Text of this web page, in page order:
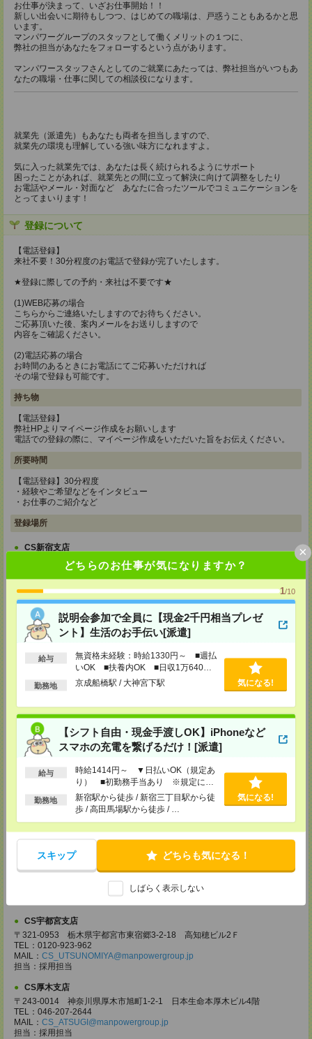
どちらのお仕事が気になりますか？
1/10
説明会参加で全員に【現金2千円相当プレゼ
ント】生活のお手伝い[派遣]
給与
無資格未経験：時給1330円～ ■週払
いOK ■扶養内OK ■日収1万640円
以上
勤務地 京成船橋駅 / 大神宮下駅 気になる!
【シフト自由・現金手渡しOK】iPhoneなど
スマホの充電を繋げるだけ！[派遣]
給与
時給1414円～ ▼日払いOK（規定あ
り） ■初勤務手当あり ※規定によ
る
勤務地
新宿駅から徒歩 / 新宿三丁目駅から徒
歩 / 高田馬場駅から徒歩 / …
気になる!
スキップ どちらも気になる！
しばらく表示しない
×
お仕事が決まって、いざお仕事開始！！
新しい出会いに期待もしつつ、はじめての職場は、戸惑うこともあるかと思
います。
マンパワーグループのスタッフとして働くメリットの１つに、
弊社の担当があなたをフォローするという点があります。
マンパワースタッフさんとしてのご就業にあたっては、弊社担当がいつもあ
なたの職場・仕事に関しての相談役になります。
就業先（派遣先）もあなたも両者を担当しますので、
就業先の環境も理解している強い味方になれますよ。
気に入った就業先では、あなたは長く続けられるようにサポート
困ったことがあれば、就業先との間に立って解決に向けて調整をしたり
お電話やメール・対面など あなたに合ったツールでコミュニケーションを
とってまいります！
登録について
【電話登録】
来社不要！30分程度のお電話で登録が完了いたします。
★登録に際しての予約・来社は不要です★
(1)WEB応募の場合
こちらからご連絡いたしますのでお待ちください。
ご応募頂いた後、案内メールをお送りしますので
内容をご確認ください。
(2)電話応募の場合
お時間のあるときにお電話にてご応募いただければ
その場で登録も可能です。
持ち物
【電話登録】
弊社HPよりマイページ作成をお願いします
電話での登録の際に、マイページ作成をいただいた旨をお伝えください。
所要時間
【電話登録】30分程度
・経験やご希望などをインタビュー
・お仕事のご紹介など
登録場所
CS新宿支店
東京都新宿区西新宿 1-6-1 新宿エルタワー 17F
TEL：0120-659-458
MAIL：CS_SHINJUKU@manpowergroup.jp
担当：採用担当
CS立川支店
〒190-0012
TEL：0120-659-460
CS_TACHIKAWA@manpowergroup.jp
担当：採用担当
〒220-8136
神奈川県横浜市西区みなとみらい 2-2-1 横浜ランドマークタワー36F
TEL：0120-659-459
MAIL：CS_YOKOHAMA@manpowergroup.jp
担当：採用担当
CS大宮支店
〒330-0854 埼玉県さいたま市大宮区桜木町 1-10-16 シーノ大宮ノース
ウイング 9階
TEL：0120-769-355
MAIL：CS_OMIYA@manpowergroup.jp
担当：採用担当
CS高崎支店
〒370-0831 群馬県高崎市あら町167 高崎第一生命ビルディング11Ｆ
CS_TAKASAKI@manpowergroup.jp
CS宇都宮支店
〒321-0953 栃木県宇都宮市東宿郷3-2-18 高知穂ビル2Ｆ
TEL：0120-923-962
MAIL： CS_UTSUNOMIYA@manpowergroup.jp
担当：採用担当
CS厚木支店
〒243-0014 神奈川県厚木市旭町1-2-1 日本生命本厚木ビル4階
TEL：046-207-2644
MAIL： CS_ATSUGI@manpowergroup.jp
担当：採用担当